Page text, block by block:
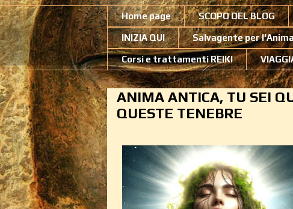
Home page SCOPO DEL BLOG
INIZIA QUI Salvagente per
Corsi e trattamenti REIKI
ANIMA ANTICA, TU SEI
QUESTE TENEBRE